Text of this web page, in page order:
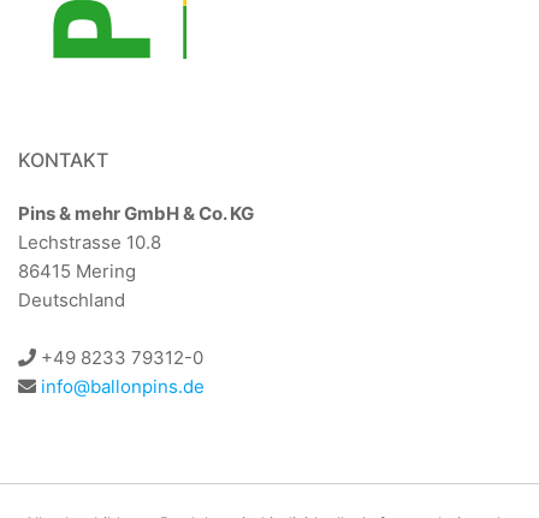
KONTAKT
Pins & mehr GmbH & Co. KG
Lechstrasse 10.8
86415 Mering
Deutschland
+49 8233 79312-0
info@ballonpins.de